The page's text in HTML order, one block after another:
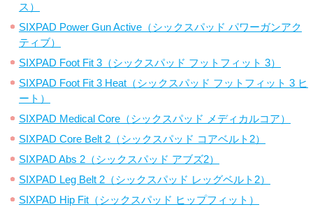
ス）
SIXPAD Power Gun Active（シックスパッド パワーガンアク
ティブ）
SIXPAD Foot Fit 3（シックスパッド フットフィット 3）
SIXPAD Foot Fit 3 Heat（シックスパッド フットフィット 3 ヒ
ート）
SIXPAD Medical Core（シックスパッド メディカルコア）
SIXPAD Core Belt 2（シックスパッド コアベルト2）
SIXPAD Abs 2（シックスパッド アブズ2）
SIXPAD Leg Belt 2（シックスパッド レッグベルト2）
SIXPAD Hip Fit（シックスパッド ヒップフィット）